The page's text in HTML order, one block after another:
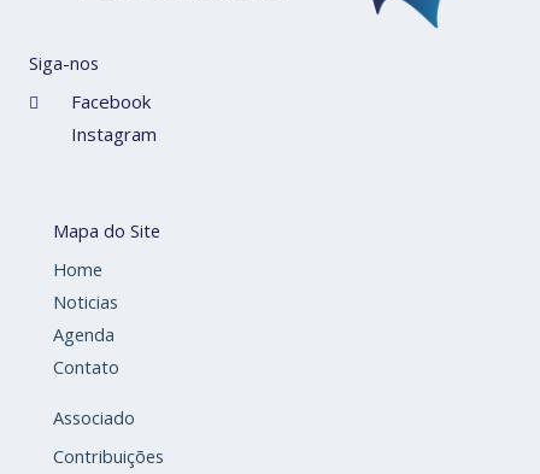
Siga-nos
Facebook
Instagram
Mapa do Site
Home
Noticias
Agenda
Contato
Associado
Contribuições